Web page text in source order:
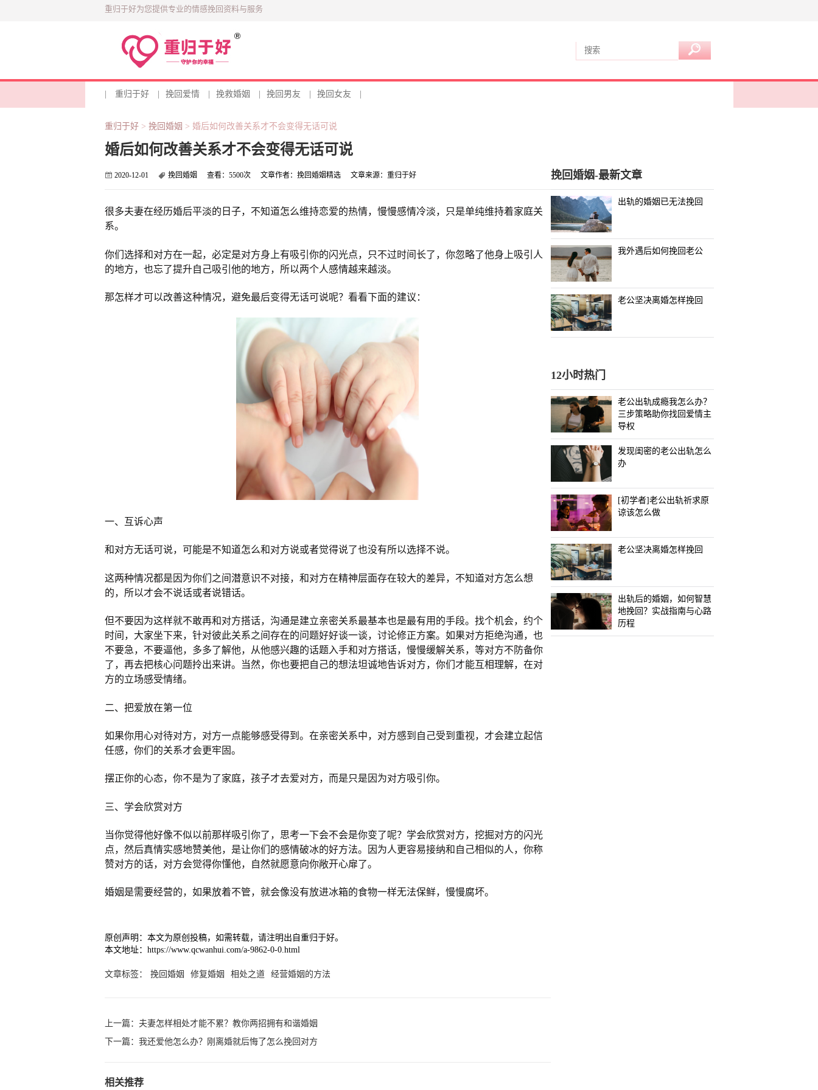
重归于好为您提供专业的情感挽回资料与服务
重归于好 挽回爱情 挽救婚姻 挽回男友 挽回女友
重归于好> 挽回婚姻 > 婚后如何改善关系才不会变得无话可说
婚后如何改善关系才不会变得无话可说
2020-12-01 挽回婚姻 查看： 5500次 文章作者： 挽回婚姻精选 文章来源： 重归于好
很多夫妻在经历婚后平淡的日子，不知道怎么维持恋爱的热情，慢慢感情冷淡，只是单纯维持着家庭关
系。
你们选择和对方在一起，必定是对方身上有吸引你的闪光点，只不过时间长了，你忽略了他身上吸引人
的地方，也忘了提升自己吸引他的地方，所以两个人感情越来越淡。
那怎样才可以改善这种情况，避免最后变得无话可说呢？看看下面的建议：
一、互诉心声
和对方无话可说，可能是不知道怎么和对方说或者觉得说了也没有所以选择不说。
这两种情况都是因为你们之间潜意识不对接，和对方在精神层面存在较大的差异，不知道对方怎么想
的，所以才会不说话或者说错话。
但不要因为这样就不敢再和对方搭话，沟通是建立亲密关系最基本也是最有用的手段。找个机会，约个
时间，大家坐下来，针对彼此关系之间存在的问题好好谈一谈，讨论修正方案。如果对方拒绝沟通，也
不要急，不要逼他，多多了解他，从他感兴趣的话题入手和对方搭话，慢慢缓解关系，等对方不防备你
了，再去把核心问题拎出来讲。当然，你也要把自己的想法坦诚地告诉对方，你们才能互相理解，在对
方的立场感受情绪。
二、把爱放在第一位
如果你用心对待对方，对方一点能够感受得到。在亲密关系中，对方感到自己受到重视，才会建立起信
任感，你们的关系才会更牢固。
摆正你的心态，你不是为了家庭，孩子才去爱对方，而是只是因为对方吸引你。
三、学会欣赏对方
当你觉得他好像不似以前那样吸引你了，思考一下会不会是你变了呢？学会欣赏对方，挖掘对方的闪光
点，然后真情实感地赞美他，是让你们的感情破冰的好方法。因为人更容易接纳和自己相似的人，你称
赞对方的话，对方会觉得你懂他，自然就愿意向你敞开心扉了。
婚姻是需要经营的，如果放着不管，就会像没有放进冰箱的食物一样无法保鲜，慢慢腐坏。
原创声明：本文为原创投稿，如需转载，请注明出自重归于好。
本文地址：https://www.qcwanhui.com/a-9862-0-0.html
文章标签： 挽回婚姻 修复婚姻 相处之道 经营婚姻的方法
上一篇： 夫妻怎样相处才能不累？教你两招拥有和谐婚姻
下一篇： 我还爱他怎么办？刚离婚就后悔了怎么挽回对方
相关推荐
挽回婚姻-最新文章
出轨的婚姻已无法挽回
我外遇后如何挽回老公
老公坚决离婚怎样挽回
12小时热门
老公出轨成瘾我怎么办？
三步策略助你找回爱情主
导权
发现闺密的老公出轨怎么
办
[初学者]老公出轨祈求原
谅该怎么做
老公坚决离婚怎样挽回
出轨后的婚姻，如何智慧
地挽回？实战指南与心路
历程